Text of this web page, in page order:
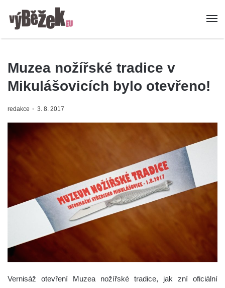
Muzea nožířské tradice v
Mikulášovicích bylo otevřeno!
redakce 3. 8. 2017
Vernisáž otevření Muzea nožířské tradice, jak zní oficiální